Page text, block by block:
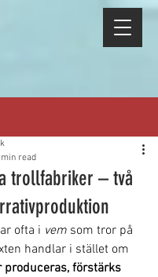
trollfabriker – två
read
ofta i vem som tror på
handlar i stället om
produceras, förstärks